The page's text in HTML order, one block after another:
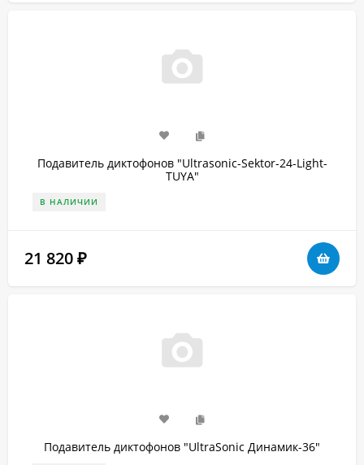
Подавитель диктофонов "Ultrasonic-Sektor-24-Light-
TUYA"
В НАЛИЧИИ
21 820 ₽
Подавитель диктофонов "UltraSonic Динамик-36"